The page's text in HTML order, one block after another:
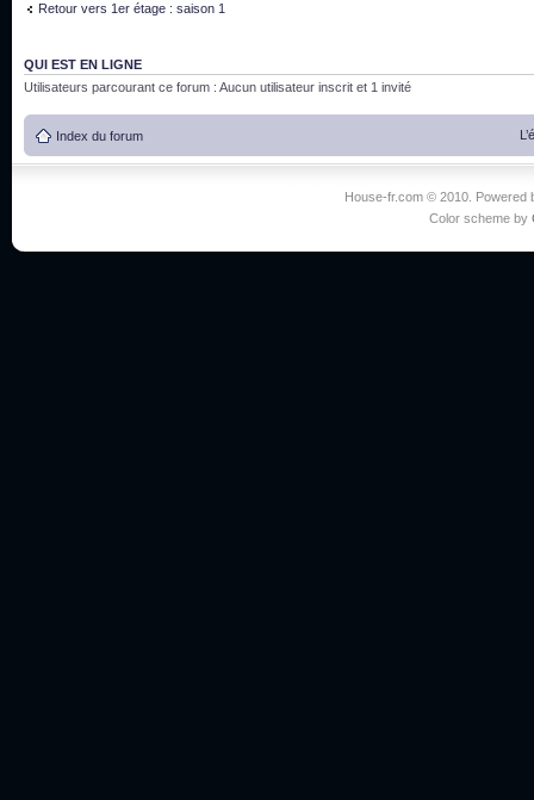
Retour vers 1er étage : saison 1
QUI EST EN LIGNE
Utilisateurs parcourant ce forum : Aucun utilisateur inscrit et 1 invité
Index du forum
House-fr.com © 2010. Powered
Color scheme by